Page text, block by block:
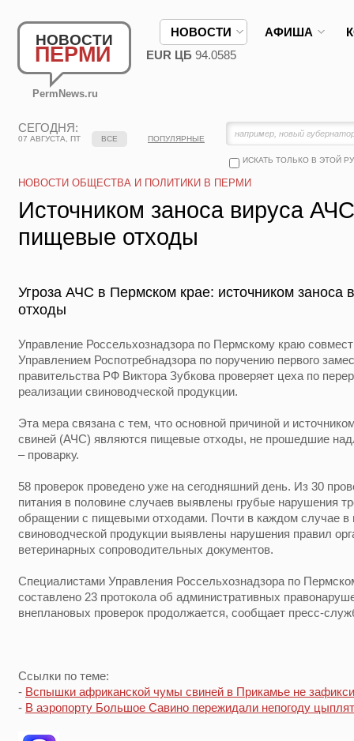
НОВОСТИ
ПЕРМИ
PermNews.ru
НОВОСТИ АФИША
EUR ЦБ 94.0585
СЕГОДНЯ:
07 АВГУСТА, ПТ
ИСКАТЬ ТОЛЬКО В ЭТОЙ
ВСЕ ПОПУЛЯРНЫЕ
НОВОСТИ ОБЩЕСТВА И ПОЛИТИКИ В ПЕРМИ
Источником заноса вируса
пищевые отходы
Угроза АЧС в Пермском крае: источником заноса
отходы
Управление Россельхознадзора по Пермскому краю
Управлением Роспотребнадзора по поручению первого
правительства РФ Виктора Зубкова проверяет цеха по
реализации свиноводческой продукции.
Эта мера связана с тем, что основной причиной и
свиней (АЧС) являются пищевые отходы, не прошедшие
– проварку.
58 проверок проведено уже на сегодняшний день. Из 30
питания в половине случаев выявлены грубые нарушения
обращении с пищевыми отходами. Почти в каждом случае в
свиноводческой продукции выявлены нарушения правил
ветеринарных сопроводительных документов.
Специалистами Управления Россельхознадзора по
составлено 23 протокола об административных
внеплановых проверок продолжается, сообщает пресс-
Ссылки по теме:
- Вспышки африканской чумы свиней в Прикамье не
- В аэропорту Большое Савино пережидали непогоду